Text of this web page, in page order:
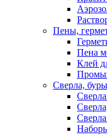
Пены,
Пена
Клей
Сверла,